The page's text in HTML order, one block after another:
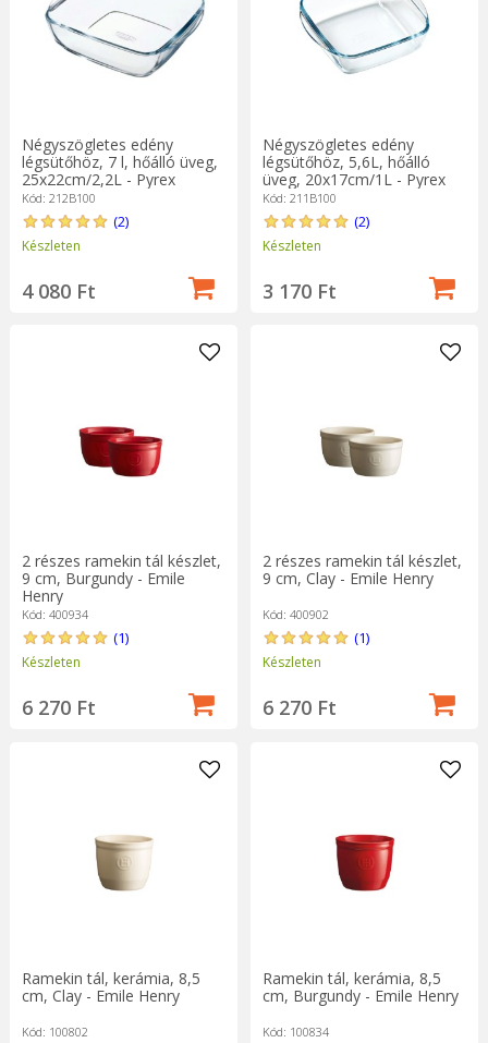
Négyszögletes edény
légsütőhöz, 7 l, hőálló üveg,
25x22cm/2,2L - Pyrex
Kód: 212B100
(2)
Készleten
4 080 Ft
Négyszögletes edény
légsütőhöz, 5,6L, hőálló
üveg, 20x17cm/1L - Pyrex
Kód: 211B100
(2)
Készleten
3 170 Ft
2 részes ramekin tál készlet,
9 cm, Burgundy - Emile
Henry
Kód: 400934
(1)
Készleten
6 270 Ft
2 részes ramekin tál készlet,
9 cm, Clay - Emile Henry
Kód: 400902
(1)
Készleten
6 270 Ft
Ramekin tál, kerámia, 8,5
cm, Clay - Emile Henry
Kód: 100802
Ramekin tál, kerámia, 8,5
cm, Burgundy - Emile Henry
Kód: 100834